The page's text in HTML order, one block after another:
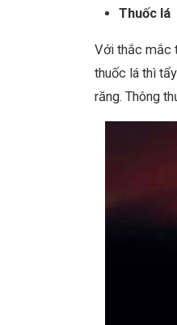
Thuốc lá
Với thắc mắc
thuốc lá thì
răng. Thông